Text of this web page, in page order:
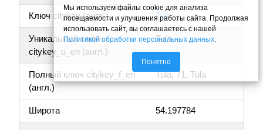
Ключ citykey (англ.) Tula
Уникальный ключ
citykey_u_en (англ.)
Tula
Полный ключ citykey_f_en
(англ.)
Tula, 71, Tula
Широта 54.197784
Мы используем файлы cookie для анализа
посещаемости и улучшения работы сайта. Продолжая
использовать сайт, вы соглашаетесь с нашей
Политикой обработки персональных данных.
Понятно